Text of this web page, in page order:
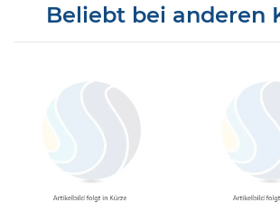
Beliebt bei anderen